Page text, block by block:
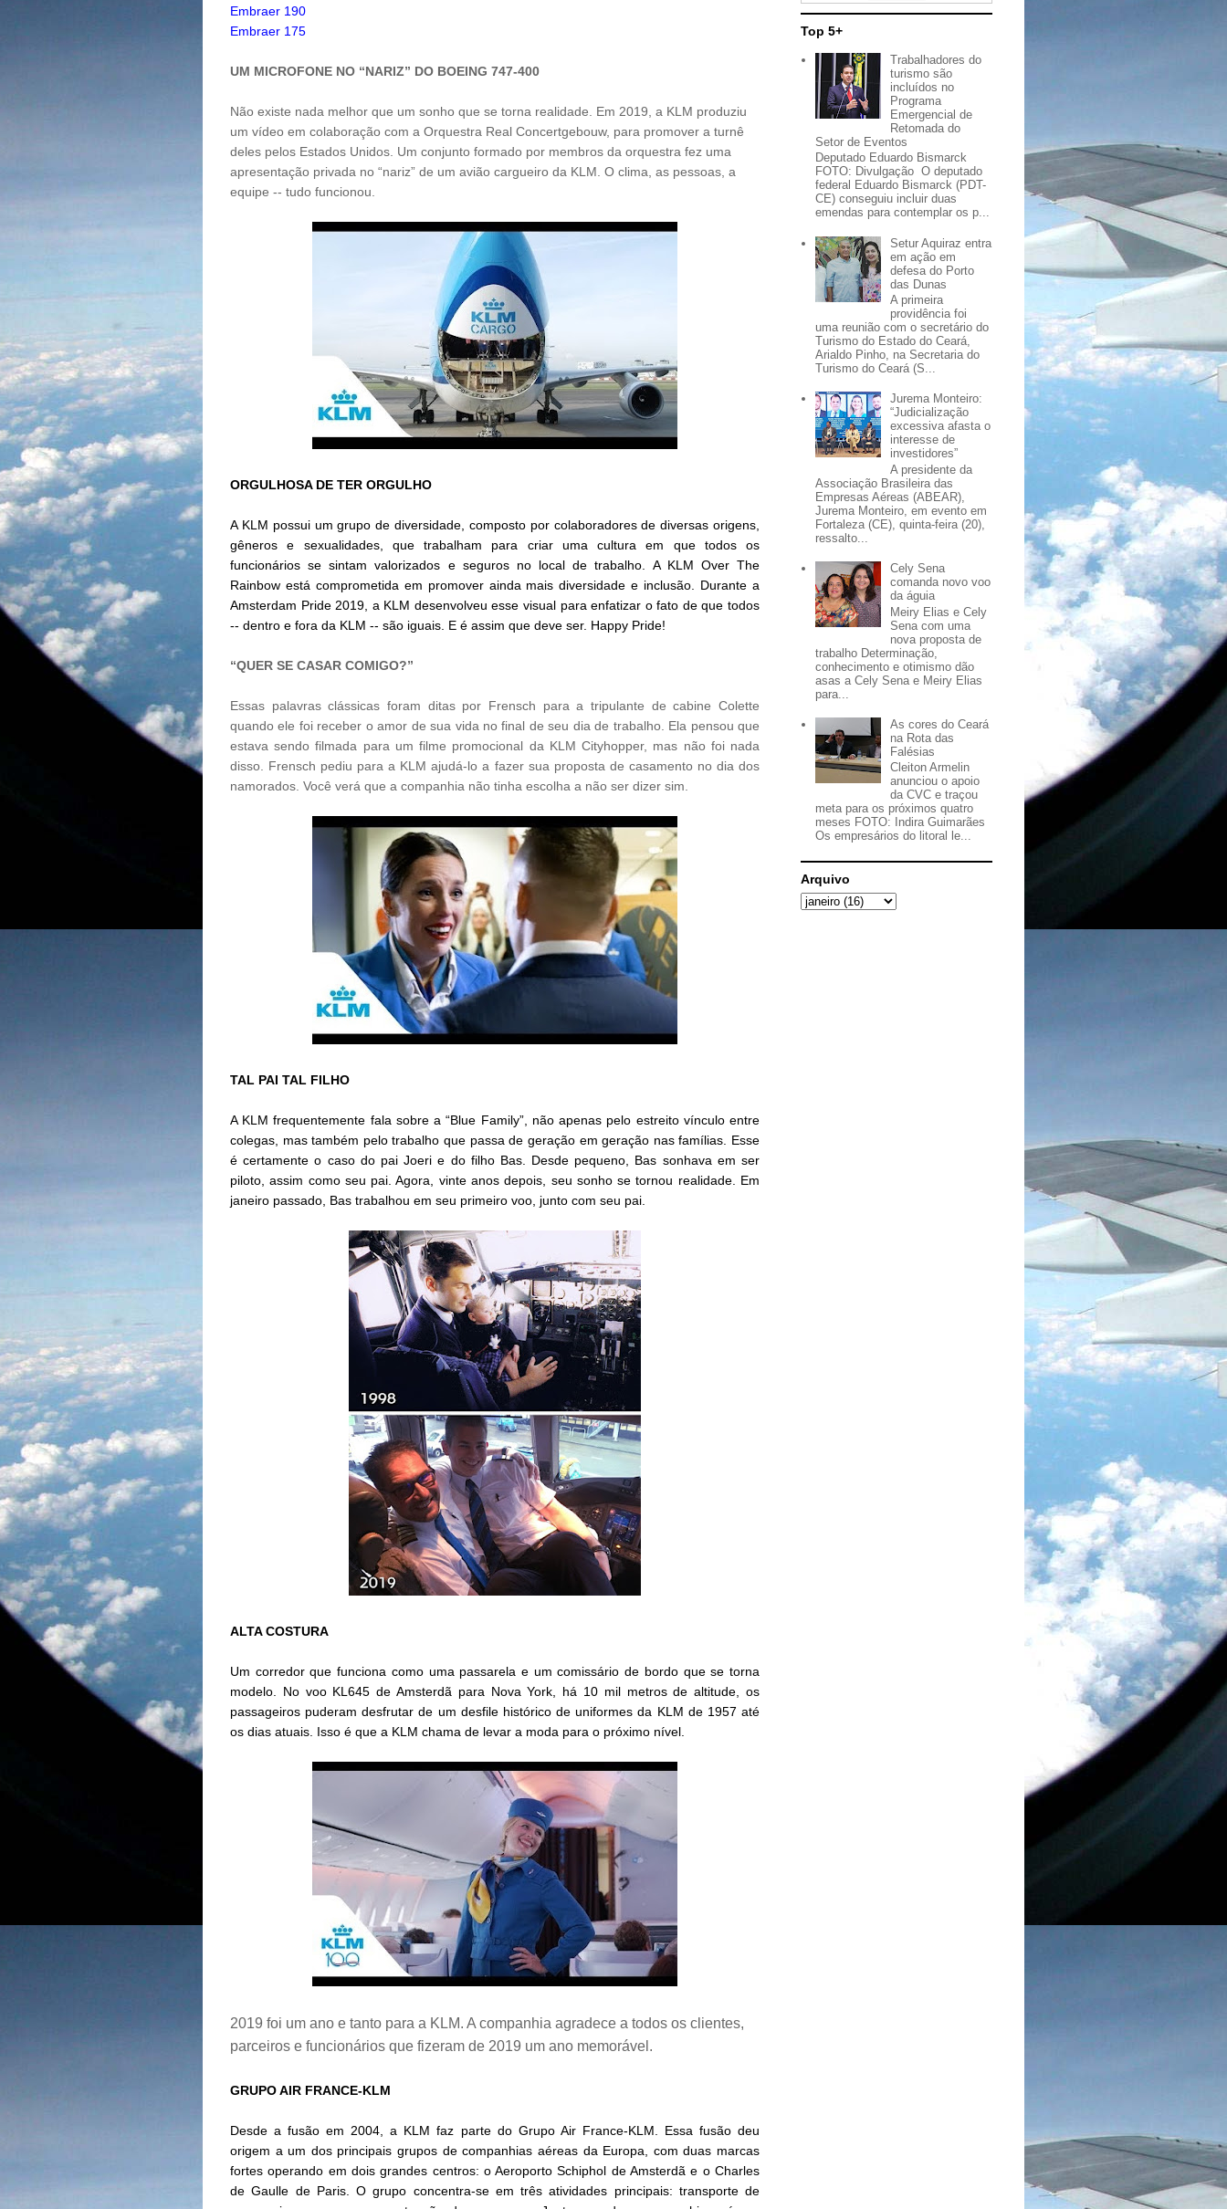
Embraer 190
Embraer 175
UM MICROFONE NO “NARIZ” DO BOEING 747-400
Não existe nada melhor que um sonho que se torna realidade. Em 2019, a KLM produziu
um vídeo em colaboração com a Orquestra Real Concertgebouw, para promover a turnê
deles pelos Estados Unidos. Um conjunto formado por membros da orquestra fez uma
apresentação privada no “nariz” de um avião cargueiro da KLM. O clima, as pessoas, a
equipe -- tudo funcionou.
ORGULHOSA DE TER ORGULHO
A KLM possui um grupo de diversidade, composto por colaboradores de diversas origens,
gêneros e sexualidades, que trabalham para criar uma cultura em que todos os
funcionários se sintam valorizados e seguros no local de trabalho. A KLM Over The
Rainbow está comprometida em promover ainda mais diversidade e inclusão. Durante a
Amsterdam Pride 2019, a KLM desenvolveu esse visual para enfatizar o fato de que todos
-- dentro e fora da KLM -- são iguais. E é assim que deve ser. Happy Pride!
“QUER SE CASAR COMIGO?”
Essas palavras clássicas foram ditas por Frensch para a tripulante de cabine Colette
quando ele foi receber o amor de sua vida no final de seu dia de trabalho. Ela pensou que
estava sendo filmada para um filme promocional da KLM Cityhopper, mas não foi nada
disso. Frensch pediu para a KLM ajudá-lo a fazer sua proposta de casamento no dia dos
namorados. Você verá que a companhia não tinha escolha a não ser dizer sim.
TAL PAI TAL FILHO
A KLM frequentemente fala sobre a “Blue Family”, não apenas pelo estreito vínculo entre
colegas, mas também pelo trabalho que passa de geração em geração nas famílias. Esse
é certamente o caso do pai Joeri e do filho Bas. Desde pequeno, Bas sonhava em ser
piloto, assim como seu pai. Agora, vinte anos depois, seu sonho se tornou realidade. Em
janeiro passado, Bas trabalhou em seu primeiro voo, junto com seu pai.
ALTA COSTURA
Um corredor que funciona como uma passarela e um comissário de bordo que se torna
modelo. No voo KL645 de Amsterdã para Nova York, há 10 mil metros de altitude, os
passageiros puderam desfrutar de um desfile histórico de uniformes da KLM de 1957 até
os dias atuais. Isso é que a KLM chama de levar a moda para o próximo nível.
2019 foi um ano e tanto para a KLM. A companhia agradece a todos os clientes,
parceiros e funcionários que fizeram de 2019 um ano memorável.
GRUPO AIR FRANCE-KLM
Desde a fusão em 2004, a KLM faz parte do Grupo Air France-KLM. Essa fusão deu
origem a um dos principais grupos de companhias aéreas da Europa, com duas marcas
fortes operando em dois grandes centros: o Aeroporto Schiphol de Amsterdã e o Charles
de Gaulle de Paris. O grupo concentra-se em três atividades principais: transporte de
Top 5+
Trabalhadores do
turismo são
incluídos no
Programa
Emergencial de
Retomada do
Setor de Eventos
Deputado Eduardo Bismarck
FOTO: Divulgação O deputado
federal Eduardo Bismarck (PDT-
CE) conseguiu incluir duas
emendas para contemplar os p...
Setur Aquiraz entra
em ação em
defesa do Porto
das Dunas
A primeira
providência foi
uma reunião com o secretário do
Turismo do Estado do Ceará,
Arialdo Pinho, na Secretaria do
Turismo do Ceará (S...
Jurema Monteiro:
“Judicialização
excessiva afasta o
interesse de
investidores”
A presidente da
Associação Brasileira das
Empresas Aéreas (ABEAR),
Jurema Monteiro, em evento em
Fortaleza (CE), quinta-feira (20),
ressalto...
Cely Sena
comanda novo voo
da águia
Meiry Elias e Cely
Sena com uma
nova proposta de
trabalho Determinação,
conhecimento e otimismo dão
asas a Cely Sena e Meiry Elias
para...
As cores do Ceará
na Rota das
Falésias
Cleiton Armelin
anunciou o apoio
da CVC e traçou
meta para os próximos quatro
meses FOTO: Indira Guimarães
Os empresários do litoral le...
Arquivo